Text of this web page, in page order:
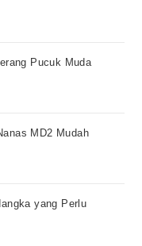
Pucuk Muda
MD2 Mudah
yang Perlu